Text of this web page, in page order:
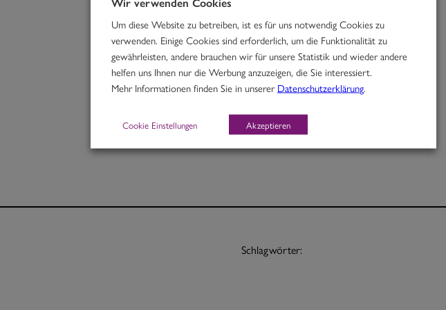
Rindfleisch in Ingwer-Kokoscurry mit Cashewnüssen & Zucchini
H
Portion 12,70
Schlagwörter:
Um diese Website zu betreiben, ist es für uns notwendig Cookies zu
verwenden. Einige Cookies sind erforderlich, um die Funktionalität zu
gewährleisten, andere brauchen wir für unsere Statistik und wieder andere
helfen uns Ihnen nur die Werbung anzuzeigen, die Sie interessiert.
Mehr Informationen finden Sie in unsererDatenschutzerklärung
Cookie Einstellungen Akzeptieren